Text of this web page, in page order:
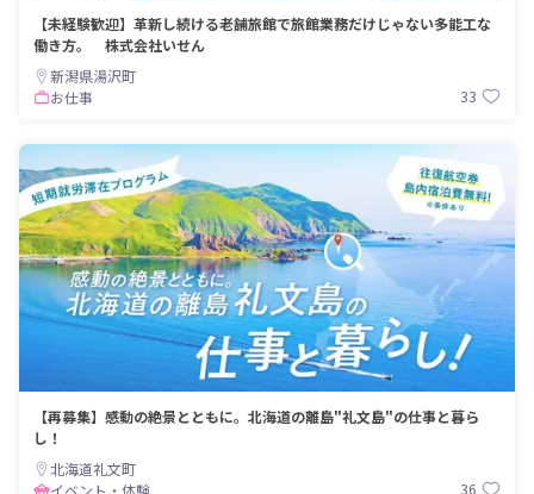
【未経験歓迎】革新し続ける老舗旅館で旅館業務だけじゃない多能工な
働き方。 株式会社いせん
新潟県湯沢町
お仕事
33
【再募集】感動の絶景とともに。北海道の離島"礼文島"の仕事と暮ら
し！
北海道礼文町
イベント・体験
36